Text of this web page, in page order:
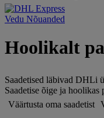
Vedu Nõuanded
Hoolikalt
Saadetised läbivad DHLi
Saadetise õige ja hoolikas
Väärtusta oma saadetist